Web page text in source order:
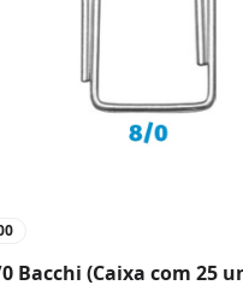
Bacchi (Caixa com 25